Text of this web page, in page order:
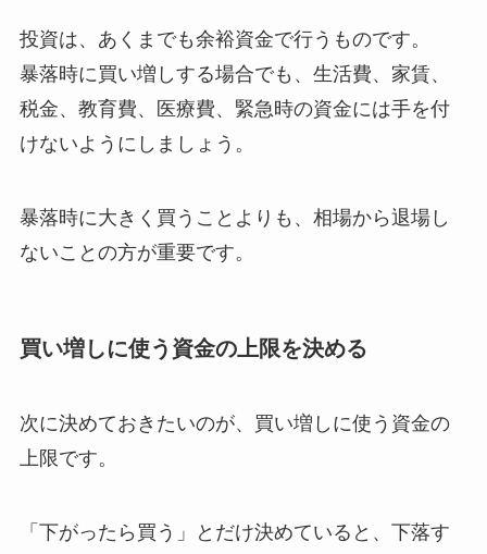
投資は、あくまでも余裕資金で行うものです。
暴落時に買い増しする場合でも、生活費、家賃、
税金、教育費、医療費、緊急時の資金には手を付
けないようにしましょう。
暴落時に大きく買うことよりも、相場から退場し
ないことの方が重要です。
買い増しに使う資金の上限を決める
次に決めておきたいのが、買い増しに使う資金の
上限です。
「下がったら買う」とだけ決めていると、下落す